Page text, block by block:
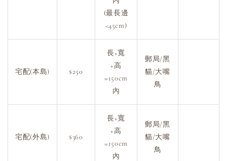
(最長邊
<45cm)
宅配(本島) $250
長+寬
+高
=150cm
內
郵局/黑
貓/大嘴
鳥
宅配(外島) $360
長+寬
+高
=150cm
內
郵局/黑
貓/大嘴
鳥